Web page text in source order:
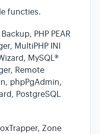
functies.
PHP PEAR
MultiPHP INI
MySQL®
Remote
phpPgAdmin,
PostgreSQL
Zone